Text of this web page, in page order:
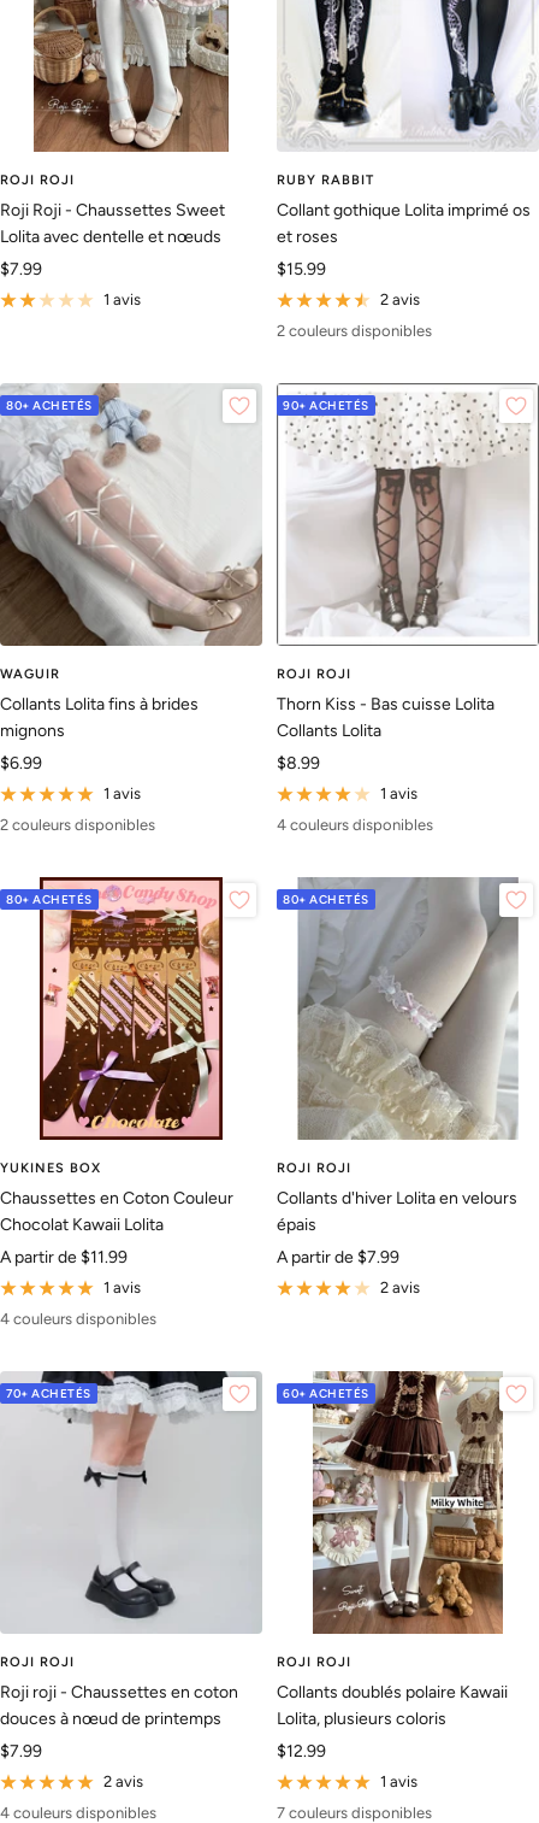
ROJI ROJI
Roji Roji - Chaussettes Sweet
Lolita avec dentelle et nœuds
Prix
de
$7.99
1 avis
RUBY RABBIT
Collant gothique Lolita imprimé os
et roses
Prix
de
vente
$15.99
2 avis
2 couleurs disponibles
80+ ACHETÉS
WAGUIR
Collants Lolita fins à brides
mignons
Prix
de
vente
$6.99
1 avis
2 couleurs disponibles
90+ ACHETÉS
ROJI ROJI
Thorn Kiss - Bas cuisse Lolita
Collants Lolita
Prix
de
vente
$8.99
1 avis
4 couleurs disponibles
80+ ACHETÉS
YUKINES BOX
Chaussettes en Coton Couleur
Chocolat Kawaii Lolita
Prix
de
vente
A partir de $11.99
1 avis
4 couleurs disponibles
80+ ACHETÉS
ROJI ROJI
Collants d'hiver Lolita en velours
épais
Prix
de
A partir de $7.99
2 avis
70+ ACHETÉS
ROJI ROJI
Roji roji - Chaussettes en coton
douces à nœud de printemps
Prix
de
vente
$7.99
2 avis
4 couleurs disponibles
60+ ACHETÉS
ROJI ROJI
Collants doublés polaire Kawaii
Lolita, plusieurs coloris
Prix
de
vente
$12.99
1 avis
7 couleurs disponibles